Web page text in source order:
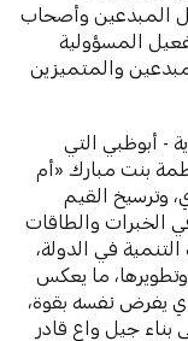
المبدعين وأصحاب
المسؤولية
والمتميزين
أبوظبي التي
بنت مبارك «أم
وترسيخ القيم
الخبرات والطاقات
في الدولة،
ما يعكس
يفرض نفسه بقوة،
جيلٍ واعٍ قادرٍ